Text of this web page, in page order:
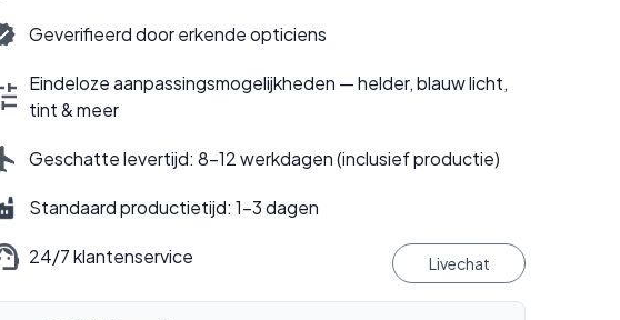
Geverifieerd door erkende opticiens
Eindeloze aanpassingsmogelijkheden — helder, blauw licht,
tint & meer
Geschatte levertijd: 8–12 werkdagen (inclusief productie)
Standaard productietijd: 1–3 dagen
24/7 klantenservice Livechat